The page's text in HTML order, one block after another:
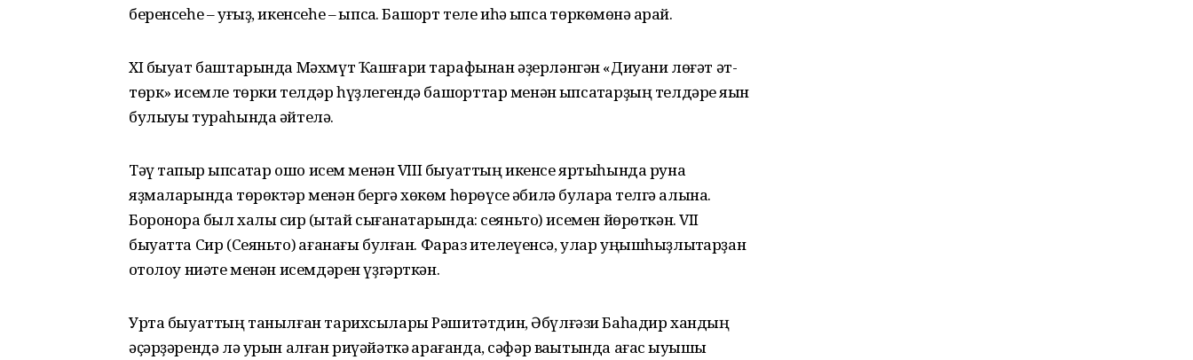
беренсеһе – уғыҙ, икенсеһе – ҡыпсаҡ. Башҡорт теле иһә ҡыпсаҡ төркөмөнә ҡарай.
XI быуат баштарында Мәхмүт Ҡашғари тарафынан әҙерләнгән «Диуани лөғәт әт-
төрк» исемле төрки телдәр һүҙлегендә башҡорттар менән ҡыпсаҡтарҙың телдәре яҡын
булыуы тураһында әйтелә.
Тәү тапҡыр ҡыпсаҡтар ошо исем менән VIII быуаттың икенсе яртыһында руна
яҙмаларында төрөктәр менән бергә хөкөм һөрөүсе ҡәбилә булараҡ телгә алына.
Боронораҡ был халыҡ сир (ҡытай сығанаҡтарында: сеяньто) исемен йөрөткән. VII
быуатта Сир (Сеяньто) ҡағанағы булған. Фараз ителеүенсә, улар уңышһыҙлыҡтарҙан
ҡотолоу ниәте менән исемдәрен үҙгәрткән.
Урта быуаттың танылған тарихсылары Рәшитәтдин, Әбүлғәзи Баһадир хандың
әҫәрҙәрендә лә урын алған риүәйәткә ҡарағанда, сәфәр ваҡытында ағас ҡыуышы